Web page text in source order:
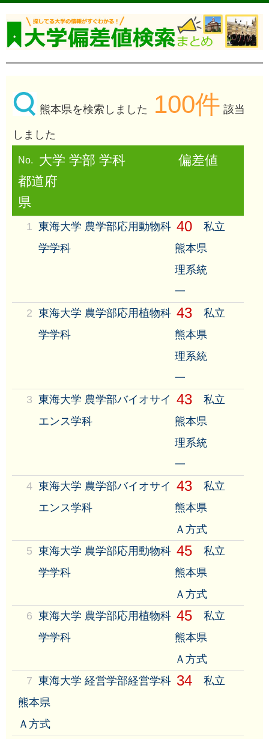
熊本県を検索しました 100件 該当
しました
No. 大学 学部 学科
偏差値
都道府
県
1
東海大学 農学部応用動物科
学学科
40
私立
熊本県
理系統
一
2 東海大学 農学部応用植物科
学学科
43
私立
熊本県
理系統
一
3 東海大学 農学部バイオサイ
エンス学科
43
私立
熊本県
理系統
一
4 東海大学 農学部バイオサイ
エンス学科
43
私立
熊本県
Ａ方式
5 東海大学 農学部応用動物科
学学科
45
私立
熊本県
Ａ方式
6 東海大学 農学部応用植物科
学学科
45
私立
熊本県
Ａ方式
7 東海大学 経営学部経営学科 34
私立
熊本県
Ａ方式